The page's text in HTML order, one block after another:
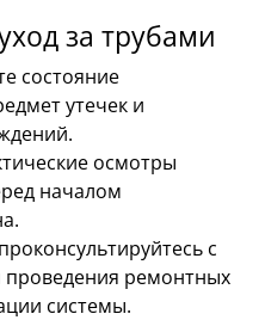
за трубами
состояние
утечек и
осмотры
началом
с
ремонтных
системы.